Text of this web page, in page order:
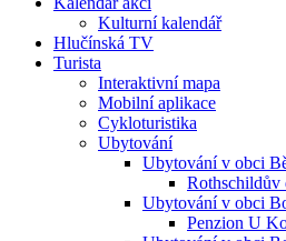
Kulturní kalendář
Hlučínská TV
Turista
Interaktivní mapa
Mobilní aplikace
Cykloturistika
Ubytování
Ubytování v obci
Rothschildův
Ubytování v obci
Penzion U